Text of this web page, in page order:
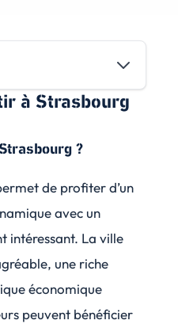
à Strasbourg
?
de profiter d’un
avec un
intéressant. La ville
une riche
économique
peuvent bénéficier